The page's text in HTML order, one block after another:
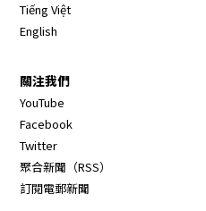
Tiếng Việt
English
關注我們
YouTube
Facebook
Twitter
聚合新聞（RSS）
訂閱電郵新聞